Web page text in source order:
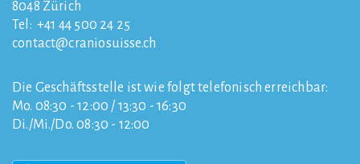
8048 Zürich
Tel: +41 44 500 24 25
contact
craniosuisse.ch
Die Geschäftsstelle ist wie folgt telefonisch erreichbar:
Mo. 08:30 - 12:00 / 13:30 - 16:30
Di./Mi./Do. 08:30 - 12:00